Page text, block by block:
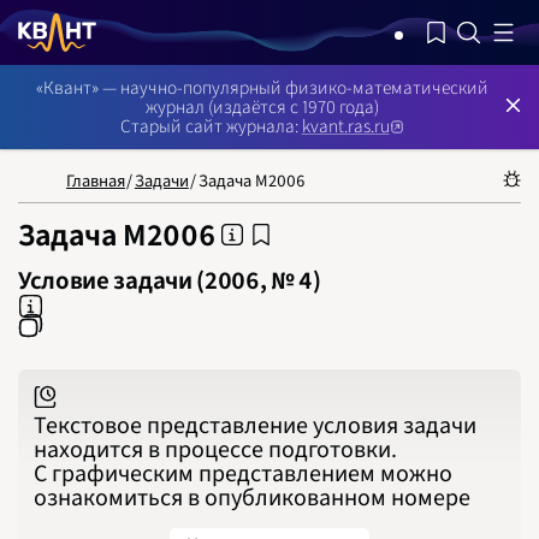
НОМЕРА СТАТЬИ ЗАДАЧИ УКАЗАТЕЛИ РУБРИКАТОРЫ
1971
1972
1973
1974
1975
1977
1978
1987
1988
1989
1990
1991
1992
1993
NB: Сортировка результатов — по релевантности, поиск в номерах
«Квант» — научно-популярный физико-математический
журнал (издаётся с 1970 года)
Старый сайт журнала: kvant.ras.ru
Главная/Задачи/Задача М2006
Задача М2006
Условие задачи (2006, № 4)
Текстовое представление условия задачи
находится в процессе подготовки.
С графическим представлением можно
ознакомиться в опубликованном номере